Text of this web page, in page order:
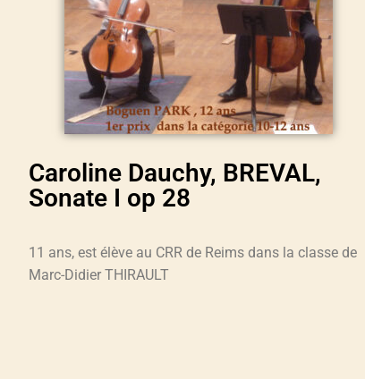
Caroline Dauchy, BREVAL,
Sonate I op 28
11 ans, est élève au CRR de Reims dans la classe de
Marc-Didier THIRAULT